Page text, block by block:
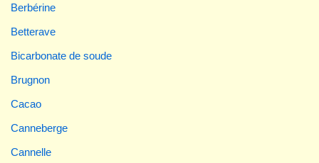
Berbérine
Betterave
Bicarbonate de soude
Brugnon
Cacao
Canneberge
Cannelle